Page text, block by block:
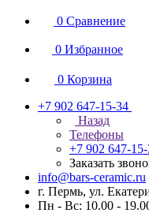
0 Сравнение
0 Избранное
0 Корзина
+7 902 647-15-34
Назад
Телефоны
+7 902 647-
Заказать
info@bars-ceramic.ru
г. Пермь, ул.
Пн - Вс: 10.00 -